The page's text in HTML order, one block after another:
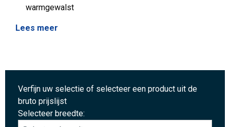
warmgewalst
Lees meer
Verfijn uw selectie of selecteer een product uit de
bruto prijslijst
Selecteer breedte: